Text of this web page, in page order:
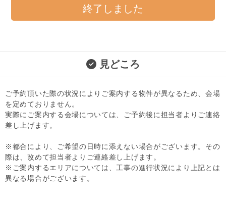
終了しました
見どころ
ご予約頂いた際の状況によりご案内する物件が異なるため、会場
を定めておりません。
実際にご案内する会場については、ご予約後に担当者よりご連絡
差し上げます。
※都合により、ご希望の日時に添えない場合がございます。その
際は、改めて担当者よりご連絡差し上げます。
※ご案内するエリアについては、工事の進行状況により上記とは
異なる場合がございます。